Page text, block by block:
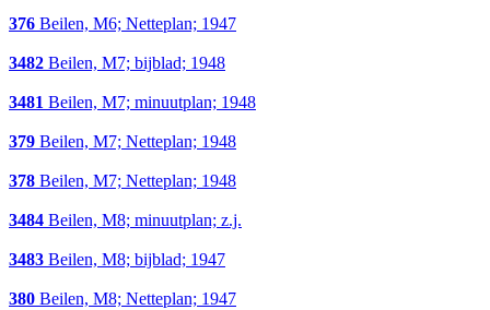
376 Beilen, M6; Netteplan; 1947
3482 Beilen, M7; bijblad; 1948
3481 Beilen, M7; minuutplan; 1948
379 Beilen, M7; Netteplan; 1948
378 Beilen, M7; Netteplan; 1948
3484 Beilen, M8; minuutplan; z.j.
3483 Beilen, M8; bijblad; 1947
380 Beilen, M8; Netteplan; 1947